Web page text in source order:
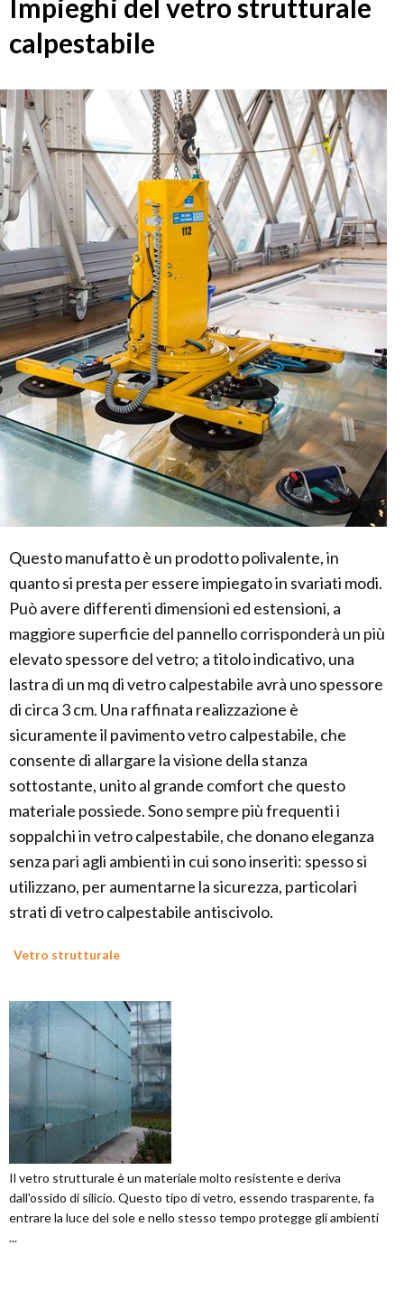
Impieghi del vetro strutturale
calpestabile
Questo manufatto è un prodotto polivalente, in
quanto si presta per essere impiegato in svariati modi.
Può avere differenti dimensioni ed estensioni, a
maggiore superficie del pannello corrisponderà un più
elevato spessore del vetro; a titolo indicativo, una
lastra di un mq di vetro calpestabile avrà uno spessore
di circa 3 cm. Una raffinata realizzazione è
sicuramente il pavimento vetro calpestabile, che
consente di allargare la visione della stanza
sottostante, unito al grande comfort che questo
materiale possiede. Sono sempre più frequenti i
soppalchi in vetro calpestabile, che donano eleganza
senza pari agli ambienti in cui sono inseriti: spesso si
utilizzano, per aumentarne la sicurezza, particolari
strati di vetro calpestabile antiscivolo.
Vetro strutturale
Il vetro strutturale è un materiale molto resistente e deriva
dall'ossido di silicio. Questo tipo di vetro, essendo trasparente, fa
entrare la luce del sole e nello stesso tempo protegge gli ambienti
...